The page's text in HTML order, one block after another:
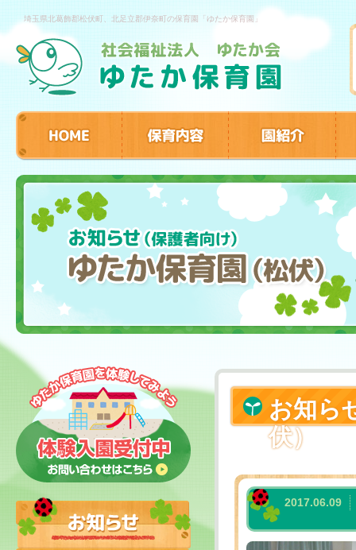
埼玉県北葛飾郡松伏町、北足立郡伊奈町の保育園「ゆたか保育園」
お知ら
伏）
2017.06.09